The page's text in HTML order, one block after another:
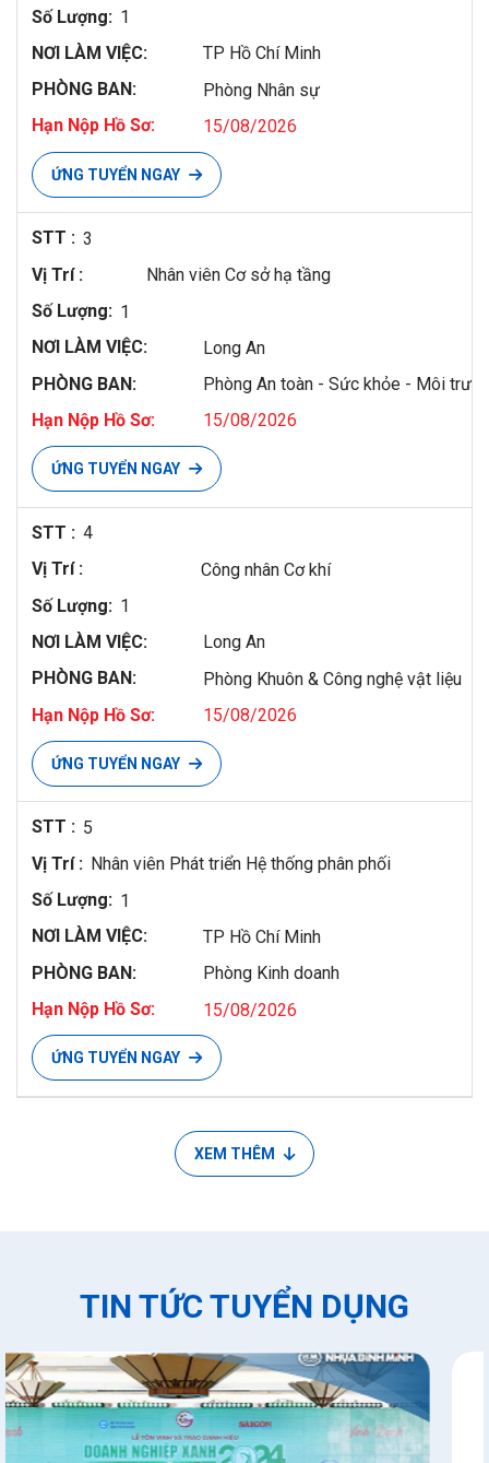
1
TP Hồ Chí Minh
Phòng Nhân sự
15/08/2026
ỨNG TUYỂN NGAY
3
Nhân viên Cơ sở hạ tầng
1
Long An
Phòng An toàn - Sức khỏe - Môi
15/08/2026
ỨNG TUYỂN NGAY
4
Công nhân Cơ khí
1
Long An
Phòng Khuôn & Công nghệ vật liệu
15/08/2026
ỨNG TUYỂN NGAY
5
Nhân viên Phát triển Hệ thống phân phối
1
TP Hồ Chí Minh
Phòng Kinh doanh
15/08/2026
ỨNG TUYỂN NGAY
XEM THÊM
TIN TỨC TUYỂN DỤNG